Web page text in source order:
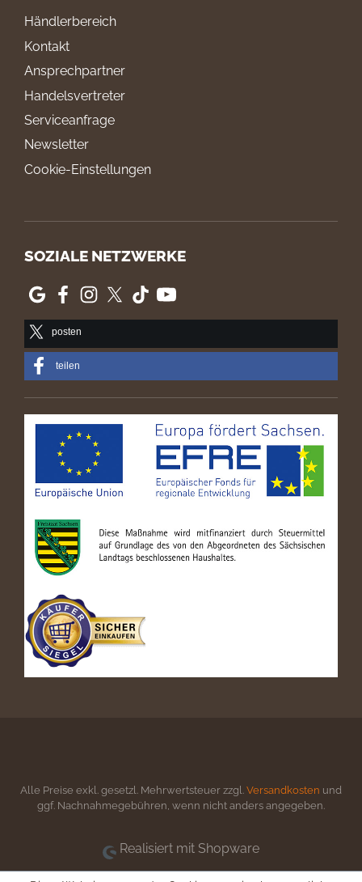
Händlerbereich
Kontakt
Ansprechpartner
Handelsvertreter
Serviceanfrage
Newsletter
Cookie-Einstellungen
SOZIALE NETZWERKE
posten
teilen
Alle Preise exkl. gesetzl. Mehrwertsteuer zzgl. Versandkosten und
ggf. Nachnahmegebühren, wenn nicht anders angegeben.
Realisiert mit Shopware